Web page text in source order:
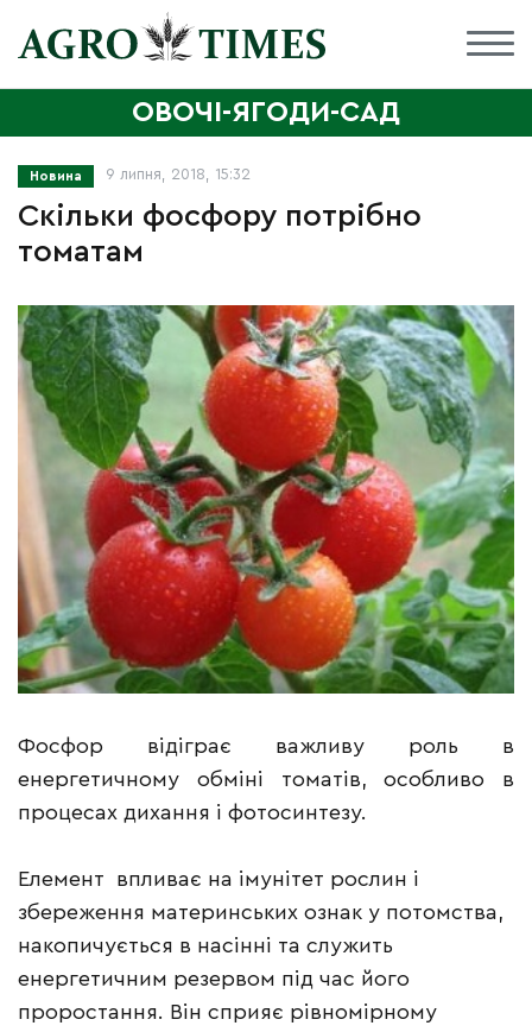
ОВОЧІ-ЯГОДИ-САД
Новина 9 липня, 2018, 15:32
Скільки фосфору потрібно
томатам
Фосфор відіграє важливу роль в
енергетичному обміні томатів, особливо в
процесах дихання і фотосинтезу.
Елемент впливає на імунітет рослин і
збереження материнських ознак у потомства,
накопичується в насінні та служить
енергетичним резервом під час його
проростання. Він сприяє рівномірному